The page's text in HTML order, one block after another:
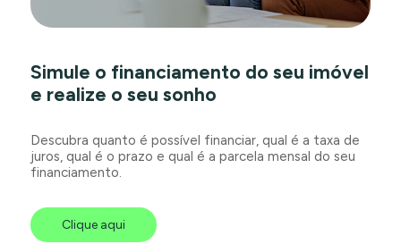
Simule o financiamento do seu imóvel
e realize o seu sonho
Descubra quanto é possível financiar, qual é a taxa de
juros, qual é o prazo e qual é a parcela mensal do seu
financiamento.
Clique aqui